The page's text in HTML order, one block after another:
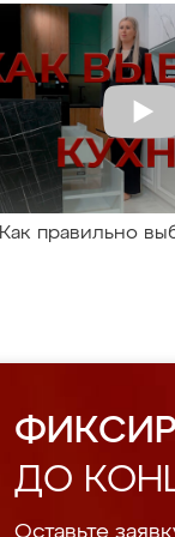
Как правильно
ДО
Оставьте